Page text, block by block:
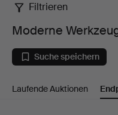
Moderne
Werkzeuge
in
Schweden
Filtrieren
Moderne
Suche speichern
Laufende Auktionen